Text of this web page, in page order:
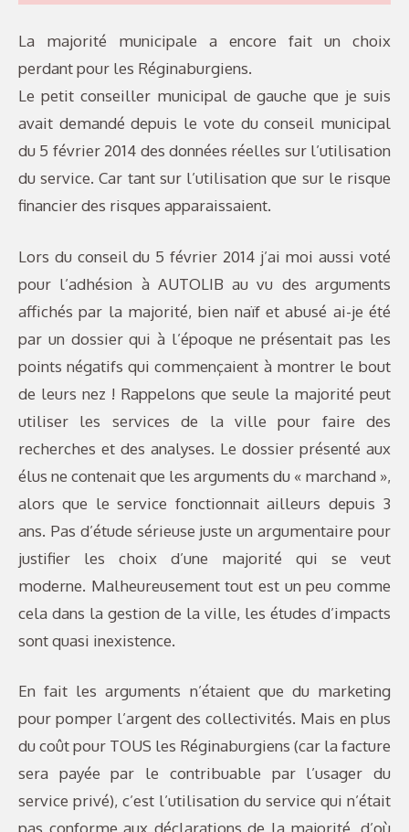
La majorité municipale a encore fait un choix
perdant pour les Réginaburgiens.
Le petit conseiller municipal de gauche que je suis
avait demandé depuis le vote du conseil municipal
du 5 février 2014 des données réelles sur l’utilisation
du service. Car tant sur l’utilisation que sur le risque
financier des risques apparaissaient.
Lors du conseil du 5 février 2014 j’ai moi aussi voté
pour l’adhésion à AUTOLIB au vu des arguments
affichés par la majorité, bien naïf et abusé ai-je été
par un dossier qui à l’époque ne présentait pas les
points négatifs qui commençaient à montrer le bout
de leurs nez ! Rappelons que seule la majorité peut
utiliser les services de la ville pour faire des
recherches et des analyses. Le dossier présenté aux
élus ne contenait que les arguments du « marchand »,
alors que le service fonctionnait ailleurs depuis 3
ans. Pas d’étude sérieuse juste un argumentaire pour
justifier les choix d’une majorité qui se veut
moderne. Malheureusement tout est un peu comme
cela dans la gestion de la ville, les études d’impacts
sont quasi inexistence.
En fait les arguments n’étaient que du marketing
pour pomper l’argent des collectivités. Mais en plus
du coût pour TOUS les Réginaburgiens (car la facture
sera payée par le contribuable par l’usager du
service privé), c’est l’utilisation du service qui n’était
pas conforme aux déclarations de la majorité, d’où